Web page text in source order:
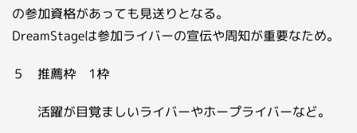
の参加資格があっても見送りとなる。
DreamStageは参加ライバーの宣伝や周知が重要なため。
５ 推薦枠 1枠
活躍が目覚ましいライバーやホープライバーなど。